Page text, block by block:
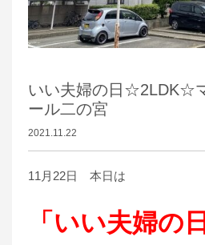
いい夫婦の日☆2LDK☆
ール二の宮
2021.11.22
11月22日 本日は
「いい夫婦の日